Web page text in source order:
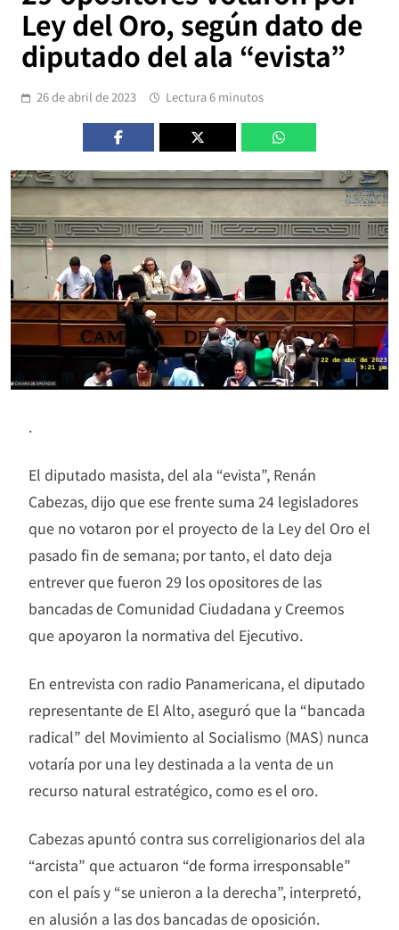
Ley del Oro, según dato de
diputado del ala “evista”
26 de abril de 2023 Lectura 6 minutos
.
El diputado masista, del ala “evista”, Renán
Cabezas, dijo que ese frente suma 24 legisladores
que no votaron por el proyecto de la Ley del Oro el
pasado fin de semana; por tanto, el dato deja
entrever que fueron 29 los opositores de las
bancadas de Comunidad Ciudadana y Creemos
que apoyaron la normativa del Ejecutivo.
En entrevista con radio Panamericana, el diputado
representante de El Alto, aseguró que la “bancada
radical” del Movimiento al Socialismo (MAS) nunca
votaría por una ley destinada a la venta de un
recurso natural estratégico, como es el oro.
Cabezas apuntó contra sus correligionarios del ala
“arcista” que actuaron “de forma irresponsable”
con el país y “se unieron a la derecha”, interpretó,
en alusión a las dos bancadas de oposición.